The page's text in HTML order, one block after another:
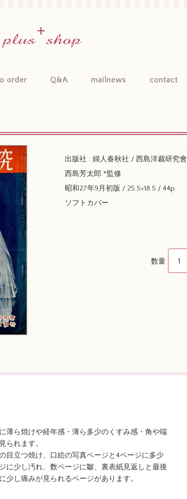
order Q&A mailnews contact
出版社 : 婦人春秋社 / 西島洋裁研究會
西島芳太郎 *監修
昭和27年9月初版 / 25.5×18.5 / 44p
ソフトカバー
数量
薄ら焼けや経年感・薄ら多少のくすみ感・角や端
られます。
目立つ焼け、口絵の写真ページと4ページに多少
に少し汚れ、数ページに皺、裏表紙見返しと最後
し痛みが見られるページがあります。